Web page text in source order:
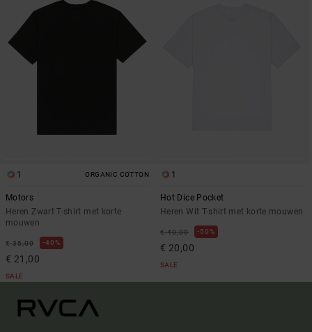
1 ORGANIC COTTON
Motors
Heren Zwart T-shirt met korte
mouwen
€ 35,00 40%
€ 21,00
SALE
1
Hot Dice Pocket
Heren Wit T-shirt met korte mouwen
€ 40,00 50%
€ 20,00
SALE